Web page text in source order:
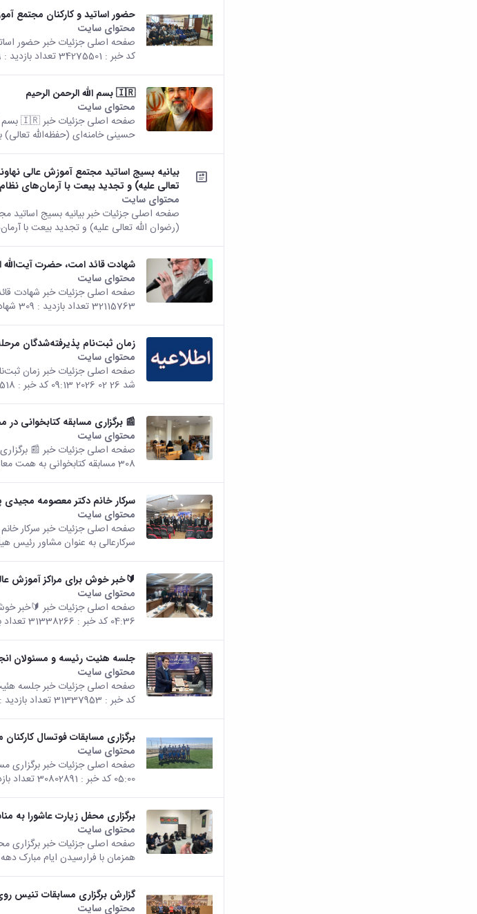
حضور اساتید و کارکنان مجتمع
محتوای سایت
کد خبر : 34275501 تعداد بازدید : 359 اساتید و کارکنان مجتمع آموزش عالی...
🇮🇷 بسم الله الرحمن الرحیم
محتوای سایت
حسینی خامنه‌ای (حفظه‌الله تعالی)
بیانیه بسیج اساتید مجتمع آموزش عالی
تعالی علیه) و تجدید بیعت با آرمان‌های
محتوای سایت
صفحه اصلی جزئیات خبر بیانیه بسیج اساتید
(رضوان الله تعالی علیه) و تجدید بیعت با
شهادت قائد امت، حضرت
محتوای سایت
32115763 تعداد بازدید : 309 شهادت قائد امت، حضرت آیت‌الله العظمی امام...
زمان ثبت‌نام پذیرفته‌شدگان مرحله تکمیل
محتوای سایت
شد 26 02 2026 09:13 کد خبر : 31629518 تعداد بازدید : 619 زمان...
📰 برگزاری مسابقه کتابخوانی
محتوای سایت
308 مسابقه کتابخوانی به همت معاونت فرهنگی مجتمع برگزار شد. این مسابقه با...
سرکار خانم دکتر معصومه
محتوای سایت
سرکارعالی به عنوان مشاور رئیس
🔰خبر خوش برای مراکز آموزش
محتوای سایت
04:36 کد خبر : 31338266 تعداد بازدید : 295 🔹️در راستای پیشنهاد و نگاه...
جلسه هئیت رئیسه و مسئولان
محتوای سایت
کد خبر : 31337953 تعداد بازدید : 350 ❇️ در این جلسه ضمن اشاره به جدیت فدراسیون...
برگزاری مسابقات فوتسال
محتوای سایت
05:00 کد خبر : 30802891 تعداد بازدید : 266 🔸️به مناسبت دهه مبارک...
برگزاری محفل زیارت عاشورا به
محتوای سایت
همزمان با فرارسیدن ایام مبارک
گزارش برگزاری مسابقات تنیس
محتوای سایت